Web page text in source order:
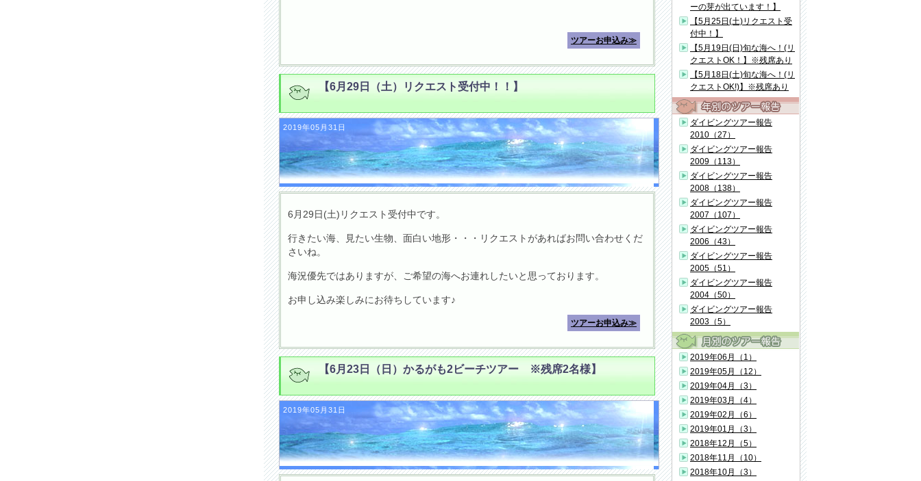
ツアーお申込み≫
【6月29日（土）リクエスト受付中！！】
2019年05月31日
6月29日(土)リクエスト受付中です。
行きたい海、見たい生物、面白い地形・・・リクエストがあればお問い合わせくだ
さいね。
海況優先ではありますが、ご希望の海へお連れしたいと思っております。
お申し込み楽しみにお待ちしています♪
ツアーお申込み≫
【6月23日（日）かるがも2ビーチツアー ※残席2名様】
2019年05月31日
ーの芽が出ています！】
【5月25日(土)リクエスト受
付中！】
【5月19日(日)旬な海へ！(リ
クエストOK！】※残席あり
【5月18日(土)旬な海へ！(リ
クエストOK!)】※残席あり
ダイビングツアー報告
2010（27）
ダイビングツアー報告
2009（113）
ダイビングツアー報告
2008（138）
ダイビングツアー報告
2007（107）
ダイビングツアー報告
2006（43）
ダイビングツアー報告
2005（51）
ダイビングツアー報告
2004（50）
ダイビングツアー報告
2003（5）
2019年06月（1）
2019年05月（12）
2019年04月（3）
2019年03月（4）
2019年02月（6）
2019年01月（3）
2018年12月（5）
2018年11月（10）
2018年10月（3）